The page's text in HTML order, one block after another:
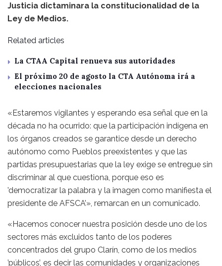
Justicia dictaminara la constitucionalidad de la
Ley de Medios.
Related articles
La CTAA Capital renueva sus autoridades
El próximo 20 de agosto la CTA Autónoma irá a
elecciones nacionales
«Estaremos vigilantes y esperando esa señal que en la
década no ha ocurrido: que la participación indígena en
los órganos creados se garantice desde un derecho
autónomo como Pueblos preexistentes y que las
partidas presupuestarias que la ley exige se entregue sin
discriminar al que cuestiona, porque eso es
’democratizar la palabra y la imagen como manifiesta el
presidente de AFSCA’», remarcan en un comunicado.
«Hacemos conocer nuestra posición desde uno de los
sectores más excluidos tanto de los poderes
concentrados del grupo Clarín, como de los medios
’públicos’, es decir las comunidades y organizaciones